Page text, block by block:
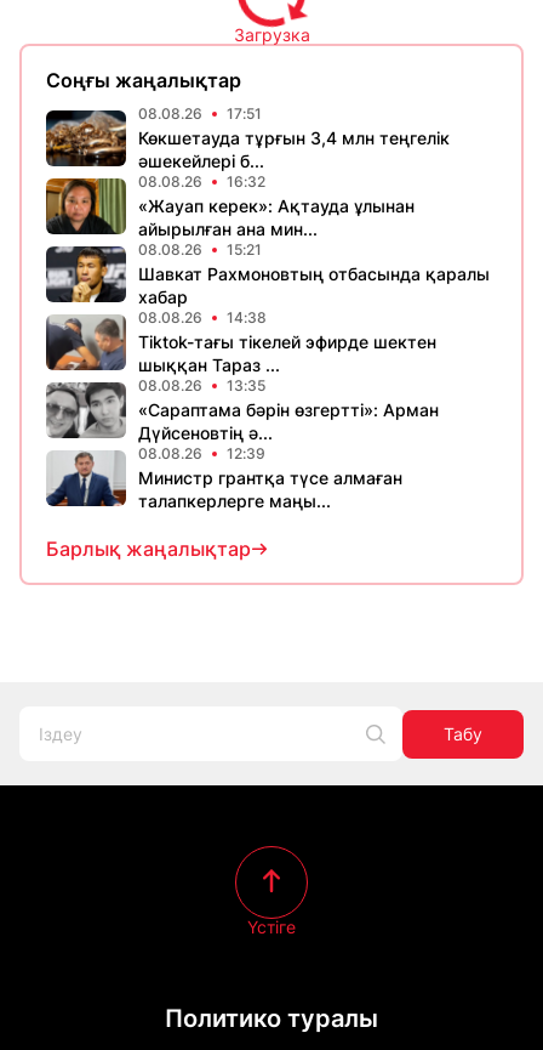
Загрузка
Соңғы жаңалықтар
08.08.26 17:51
Көкшетауда тұрғын 3,4 млн теңгелік
әшекейлері б...
08.08.26 16:32
«Жауап керек»: Ақтауда ұлынан
айырылған ана мин...
08.08.26 15:21
Шавкат Рахмоновтың отбасында қаралы
хабар
08.08.26 14:38
Tiktok-тағы тікелей эфирде шектен
шыққан Тараз ...
08.08.26 13:35
«Сараптама бәрін өзгертті»: Арман
Дүйсеновтің ә...
08.08.26 12:39
Министр грантқа түсе алмаған
талапкерлерге маңы...
Барлық жаңалықтар
Табу
Политико туралы
Үстіге